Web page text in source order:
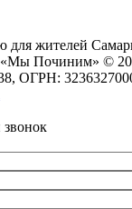
для жителей
Починим» ©
ОГРН:
звонок